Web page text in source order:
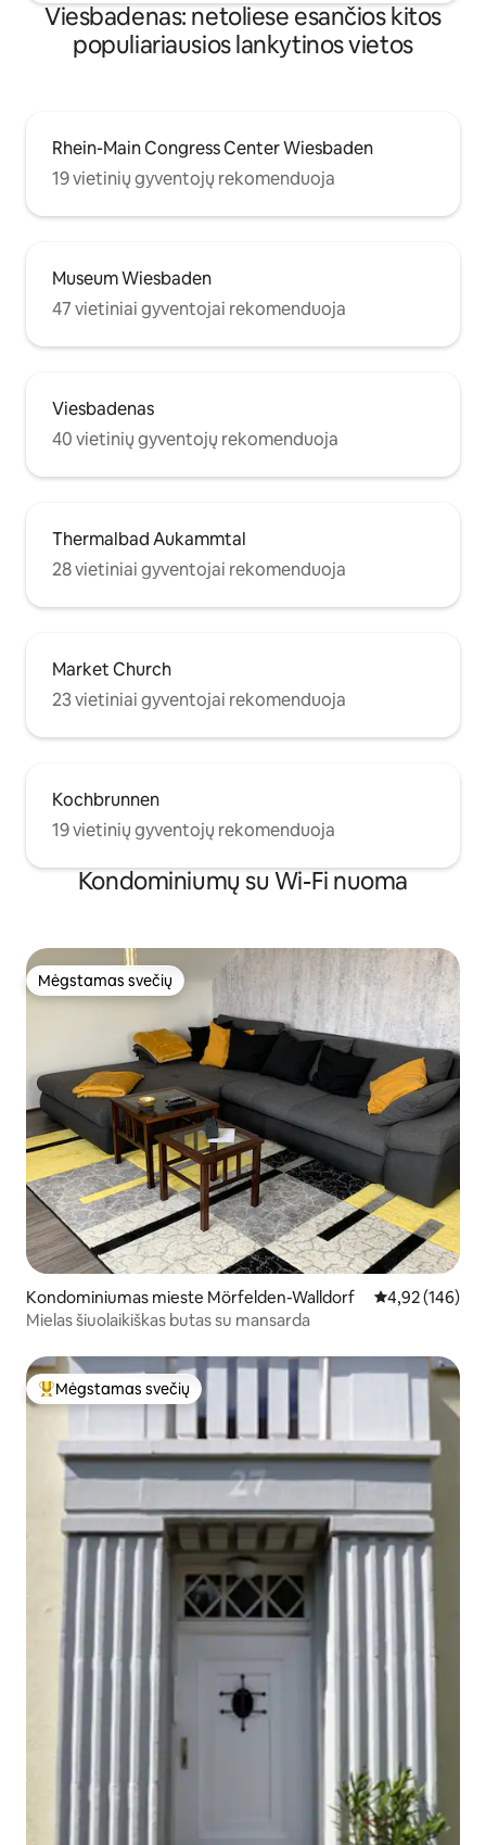
Viesbadenas: netoliese esančios kitos
populiariausios lankytinos vietos
Rhein-Main Congress Center Wiesbaden
19 vietinių gyventojų rekomenduoja
Museum Wiesbaden
47 vietiniai gyventojai rekomenduoja
Viesbadenas
40 vietinių gyventojų rekomenduoja
Thermalbad Aukammtal
28 vietiniai gyventojai rekomenduoja
Market Church
23 vietiniai gyventojai rekomenduoja
Kochbrunnen
19 vietinių gyventojų rekomenduoja
Kondominiumų su Wi-Fi nuoma
Mėgstamas svečių
Mėgstamas svečių
Kondominiumas mieste Mörfelden-Walldorf Vidutinis
4,92 (146)
Mielas šiuolaikiškas butas su mansarda
Svečių mėgstamiausias
Mėgstamas svečių